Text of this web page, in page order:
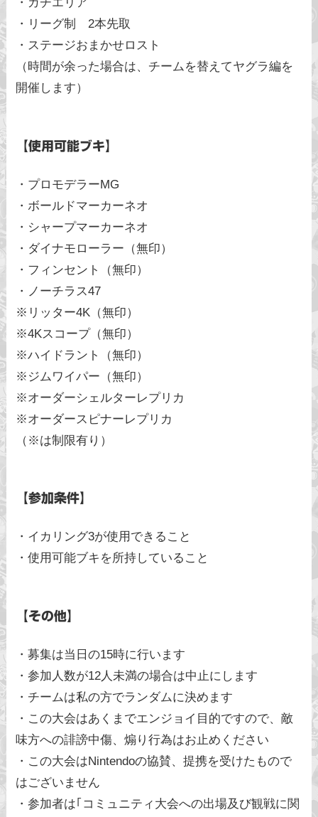
・リーグ制 2本先取
・ステージおまかせロスト
（時間が余った場合は、チームを替えてヤグラ編を
開催します）
【使用可能ブキ】
・プロモデラーMG
・ボールドマーカーネオ
・シャープマーカーネオ
・ダイナモローラー（無印）
・フィンセント（無印）
・ノーチラス47
※リッター4K（無印）
※4Kスコープ（無印）
※ハイドラント（無印）
※ジムワイパー（無印）
※オーダーシェルターレプリカ
※オーダースピナーレプリカ
（※は制限有り）
【参加条件】
・イカリング3が使用できること
・使用可能ブキを所持していること
【その他】
・募集は当日の15時に行います
・参加人数が12人未満の場合は中止にします
・チームは私の方でランダムに決めます
・この大会はあくまでエンジョイ目的ですので、敵
味方への誹謗中傷、煽り行為はお止めください
・この大会はNintendoの協賛、提携を受けたもので
はございません
・参加者は｢コミュニティ大会への出場及び観戦に関